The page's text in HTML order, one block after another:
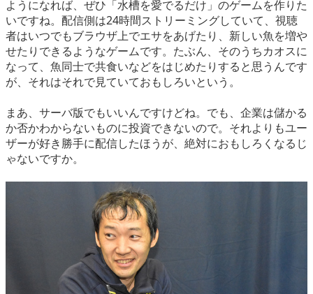
ようになれば、ぜひ「水槽を愛でるだけ」のゲームを作りた
いですね。配信側は24時間ストリーミングしていて、視聴
者はいつでもブラウザ上でエサをあげたり、新しい魚を増や
せたりできるようなゲームです。たぶん、そのうちカオスに
なって、魚同士で共食いなどをはじめたりすると思うんです
が、それはそれで見ていておもしろいという。
まあ、サーバ版でもいいんですけどね。でも、企業は儲かる
か否かわからないものに投資できないので。それよりもユー
ザーが好き勝手に配信したほうが、絶対におもしろくなるじ
ゃないですか。